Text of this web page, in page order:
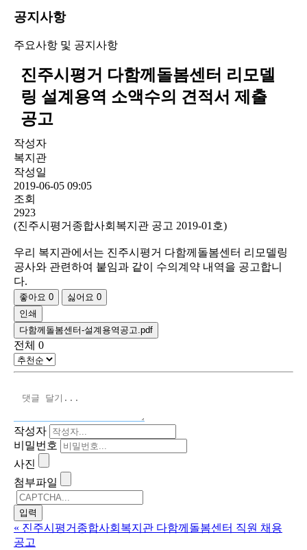
공지사항
주요사항 및 공지사항
진주시평거 다함께돌봄센터 리모델
링 설계용역 소액수의 견적서 제출
공고
작성자
복지관
작성일
2019-06-05 09:05
조회
2923
(진주시평거종합사회복지관 공고 2019-01호)
우리 복지관에서는 진주시평거 다함께돌봄센터 리모델링
공사와 관련하여 붙임과 같이 수의계약 내역을 공고합니
다.
좋아요 0 싫어요 0
인쇄
다함께돌봄센터-설계용역공고.pdf
전체 0
작성자
비밀번호
사진
첨부파일
« 진주시평거종합사회복지관 다함께돌봄센터 직원 채용
공고